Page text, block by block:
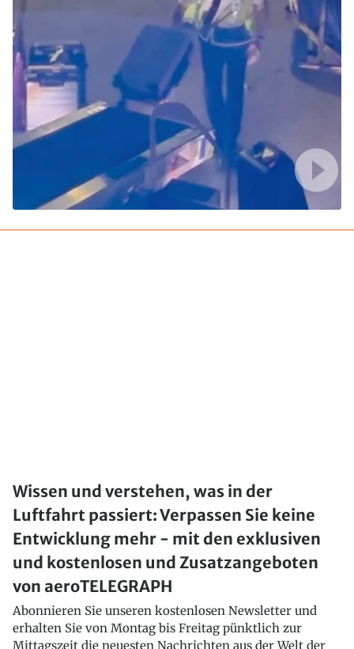
Wissen und verstehen, was in der
Luftfahrt passiert: Verpassen Sie keine
Entwicklung mehr - mit den exklusiven
und kostenlosen und Zusatzangeboten
von aeroTELEGRAPH
Abonnieren Sie unseren kostenlosen Newsletter und
erhalten Sie von Montag bis Freitag pünktlich zur
Mittagszeit die neuesten Nachrichten aus der Welt der